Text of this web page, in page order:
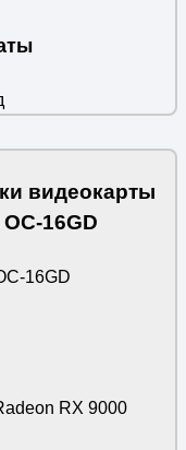
видеокарты
16GD
16GD
RX 9000